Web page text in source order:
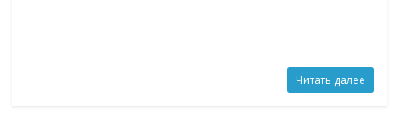
Читать далее